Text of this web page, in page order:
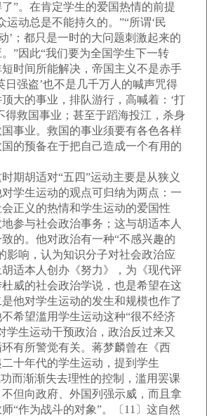
”。在肯定学生的爱国热情的前提
运动总是不能持久的。”“所谓‘民
’；都只是一时的大问题刺激起来的
”因此“我们要为全国学生下一转
时间所能解决，帝国主义不是赤手
日强盗’也不是几千万人的喊声咒得
大的事业，排队游行，高喊着：‘打
得救国事业；甚至于蹈海投江，杀身
事业。救国的事业须要有各色各样
的预备在于把自己造成一个有用的
胡适对“五四”运动主要是从狭义
学生运动的观点可归纳为两点：一
正义的热情和学生运动的爱国性
参与社会政治事务；这与胡适本人
的。他对政治有一种“不感兴趣的
影响，认为知识分子对社会政治应
适本人创办《努力》，为《现代评
威的社会政治学说，也是希望在这
他对学生运动的发生和规模也作了
希望滥用学生运动这种“很不经济
学生运动干预政治，政治反过来又
有所警觉有关。蒋梦麟曾在《西
十年代的学生运动，提到学生
而渐渐失去理性的控制，滥用罢课
但向政府、外国列强示威，而且拿
“作为战斗的对象”。〔11〕这自然